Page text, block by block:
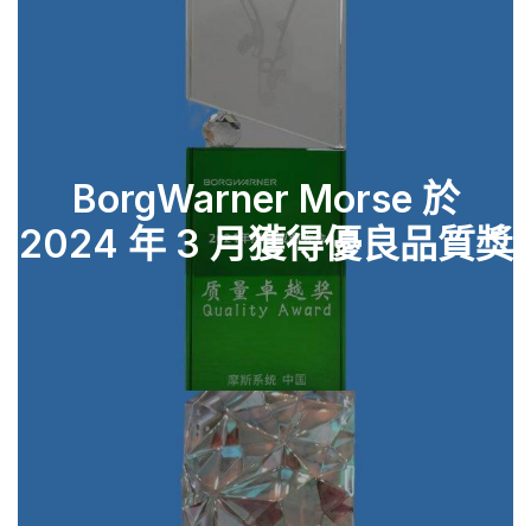
BorgWarner Morse 於
2024 年 3 月獲得優良品質獎
查看零件